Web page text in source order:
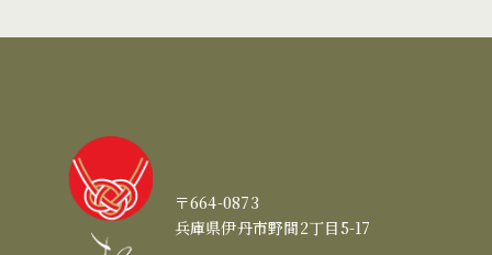
〒664-0873
兵庫県伊丹市野間2丁目5-17